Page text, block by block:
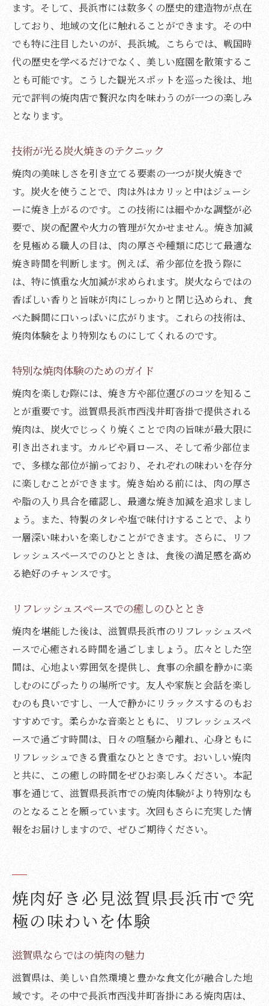
ます。そして、長浜市には数多くの歴史的建造物が点在
しており、地域の文化に触れることができます。その中
でも特に注目したいのが、長浜城。こちらでは、戦国時
代の歴史を学べるだけでなく、美しい庭園を散策するこ
とも可能です。こうした観光スポットを巡った後は、地
元で評判の焼肉店で贅沢な肉を味わうのが一つの楽しみ
となります。
技術が光る炭火焼きのテクニック
焼肉の美味しさを引き立てる要素の一つが炭火焼きで
す。炭火を使うことで、肉は外はカリッと中はジューシ
ーに焼き上がるのです。この技術には細やかな調整が必
要で、炭の配置や火力の管理が欠かせません。焼き加減
を見極める職人の目は、肉の厚さや種類に応じて最適な
焼き時間を判断します。例えば、希少部位を扱う際に
は、特に慎重な火加減が求められます。炭火ならではの
香ばしい香りと旨味が肉にしっかりと閉じ込められ、食
べた瞬間に口いっぱいに広がります。これらの技術は、
焼肉体験をより特別なものにしてくれるのです。
特別な焼肉体験のためのガイド
焼肉を楽しむ際には、焼き方や部位選びのコツを知るこ
とが重要です。滋賀県長浜市西浅井町沓掛で提供される
焼肉は、炭火でじっくり焼くことで肉の旨味が最大限に
引き出されます。カルビや肩ロース、そして希少部位ま
で、多様な部位が揃っており、それぞれの味わいを存分
に楽しむことができます。焼き始める前には、肉の厚さ
や脂の入り具合を確認し、最適な焼き加減を追求しまし
ょう。また、特製のタレや塩で味付けすることで、より
一層深い味わいを楽しむことができます。さらに、リフ
レッシュスペースでのひとときは、食後の満足感を高め
る絶好のチャンスです。
リフレッシュスペースでの癒しのひととき
焼肉を堪能した後は、滋賀県長浜市のリフレッシュスペ
ースで心癒される時間を過ごしましょう。広々とした空
間は、心地よい雰囲気を提供し、食事の余韻を静かに楽
しむのにぴったりの場所です。友人や家族と会話を楽し
むのも良いですし、一人で静かにリラックスするのもお
すすめです。柔らかな音楽とともに、リフレッシュスペ
ースで過ごす時間は、日々の喧騒から離れ、心身ともに
リフレッシュできる貴重なひとときです。おいしい焼肉
と共に、この癒しの時間をぜひお楽しみください。本記
事を通じて、滋賀県長浜市での焼肉体験がより特別なも
のとなることを願っています。次回もさらに充実した情
報をお届けしますので、ぜひご期待ください。
焼肉好き必見滋賀県長浜市で究
極の味わいを体験
滋賀県ならではの焼肉の魅力
滋賀県は、美しい自然環境と豊かな食文化が融合した地
域です。その中で長浜市西浅井町沓掛にある焼肉店は、